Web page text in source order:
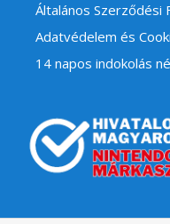
Általános Szerződési
Adatvédelem és
14 napos indokolás